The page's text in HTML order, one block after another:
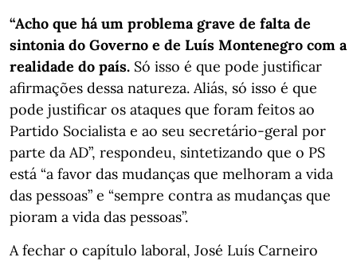
“Acho que há um problema grave de falta de
sintonia do Governo e de Luís Montenegro com a
realidade do país. Só isso é que pode justificar
afirmações dessa natureza. Aliás, só isso é que
pode justificar os ataques que foram feitos ao
Partido Socialista e ao seu secretário-geral por
parte da AD”, respondeu, sintetizando que o PS
está “a favor das mudanças que melhoram a vida
das pessoas” e “sempre contra as mudanças que
pioram a vida das pessoas”.
A fechar o capítulo laboral, José Luís Carneiro